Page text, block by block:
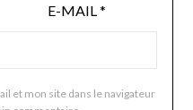
E-MAIL*
et mon site dans le navigateur